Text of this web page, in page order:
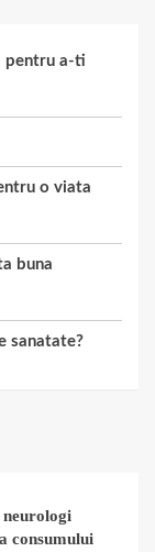
pentru a-ti
o viata
buna
sanatate?
consumului